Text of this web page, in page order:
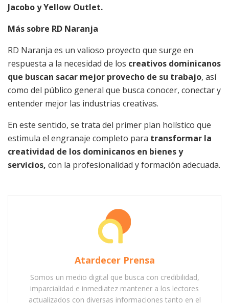
Jacobo y Yellow Outlet.
Más sobre RD Naranja
RD Naranja es un valioso proyecto que surge en
respuesta a la necesidad de los creativos dominicanos
que buscan sacar mejor provecho de su trabajo, así
como del público general que busca conocer, conectar y
entender mejor las industrias creativas.
En este sentido, se trata del primer plan holístico que
estimula el engranaje completo para transformar la
creatividad de los dominicanos en bienes y
servicios, con la profesionalidad y formación adecuada.
Atardecer Prensa
Somos un medio digital que busca con credibilidad,
imparcialidad e inmediatez mantener a los lectores
actualizados con diversas informaciones tanto en el